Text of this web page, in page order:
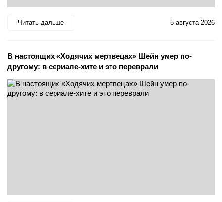
Читать дальше 5 августа 2026
В настоящих «Ходячих мертвецах» Шейн умер по-
другому: в сериале-хите и это переврали